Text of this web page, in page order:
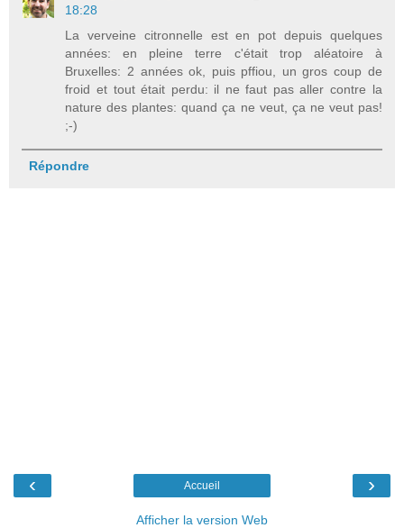
18:28
La verveine citronnelle est en pot depuis quelques
années: en pleine terre c'était trop aléatoire à
Bruxelles: 2 années ok, puis pffiou, un gros coup de
froid et tout était perdu: il ne faut pas aller contre la
nature des plantes: quand ça ne veut, ça ne veut pas!
;-)
Répondre
‹ ›
Accueil
Afficher la version Web